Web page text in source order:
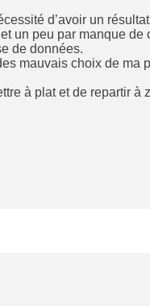
d’avoir un
un peu par manque de
de données.
mauvais choix de ma
à plat et de repartir à